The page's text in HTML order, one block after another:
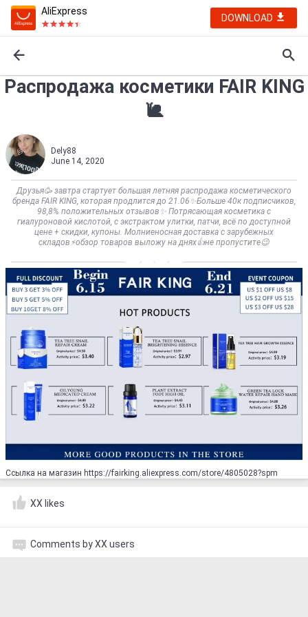
AliExpress
DOWNLOAD
Распродажа косметики FAIR KING
🐌
Dely88
June 14, 2020
Друзья🥳 завтра стартует большая летняя распродажа косметического
бренда FAIR KING, которая продлится до 21.06✨Больше 40к подписчиков,
98,8% положительных отзывов✨ Потрясающая косметика с
гиалуроновой кислотой, с экстрактом улитки, патчи, всë по доступной
цене + скидки, купоны. Молниеносная доставка с зарубежных
складов⚡обзор товаров выложу на днях👍не пропустите😉
Ссылка на магазин https://fairking.aliexpress.com/store/4805028?spm
XX likes
Comments by XX users